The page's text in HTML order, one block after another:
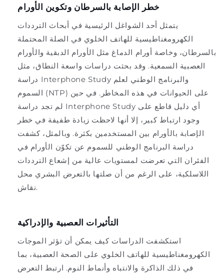
خطر الإصابة بالسرطان وتكوين الأورام
يتمثل أحد الشواغل الرئيسية في أبحاث الترددات
الكهرومغناطيسية للهاتف الخلوي في الصلة المحتملة
بالسرطان، وخاصة أورام الدماغ مثل الأورام الدبقية والأورام
العصبية السمعية. وقد بحثت دراسات واسعة النطاق، مثل
دراسة Interphone Study والبرنامج الوطني لعلم
السموم (NTP) على الحيوانات في هذه المخاطر. في حين
لم تجد دراسة Interphone Study أي دليل قاطع على
وجود ارتباط كبير، إلا أنها لاحظت زيادة طفيفة في خطر
الإصابة بالأورام بين المستخدمين بكثرة. وبالمثل، كشفت
دراسة البرنامج الوطني للسموم عن تكوّن الأورام في
الفئران التي تعرضت لمستويات عالية من إشعاع الترددات
اللاسلكية، على الرغم من أن صلتها بالتعرض البشري محل
نقاش.
التأثيرات العصبية والإدراكية
استكشفت الدراسات كيف يمكن أن تؤثر الموجات
الكهرومغناطيسية للهاتف الخلوي على الصحة العصبية، بما
في ذلك الذاكرة والانتباه وأنماط النوم. ارتبط التعرض